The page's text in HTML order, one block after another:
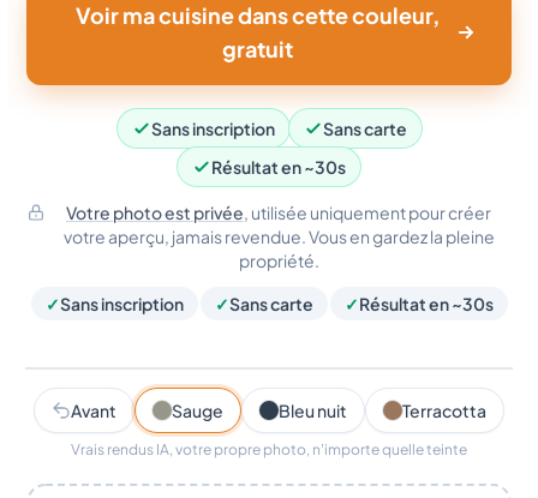
Voir ma cuisine dans cette couleur,
gratuit
Sans inscription
Sans carte
Résultat en ~30s
Votre photo est privée, utilisée uniquement pour créer
votre aperçu, jamais revendue. Vous en gardez la pleine
propriété.
✓Sans inscription ✓Sans carte ✓Résultat en ~30s
Sauge
Avant Sauge Bleu nuit Terracotta
Vrais rendus IA, votre propre photo, n'importe quelle teinte